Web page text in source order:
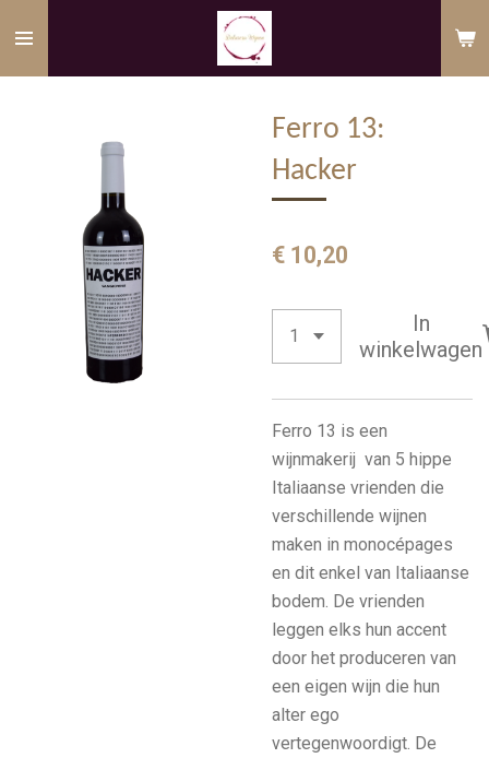
naar
hoofdinhoud
Ferro 13:
Hacker
€ 10,20
In
winkelwagen
Ferro 13 is een
wijnmakerij van 5 hippe
Italiaanse vrienden die
verschillende wijnen
maken in monocépages
en dit enkel van Italiaanse
bodem. De vrienden
leggen elks hun accent
door het produceren van
een eigen wijn die hun
alter ego
vertegenwoordigt. De